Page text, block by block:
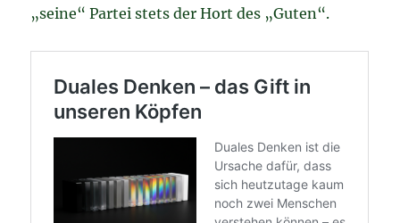
„seine“ Partei stets der Hort des „Guten“.